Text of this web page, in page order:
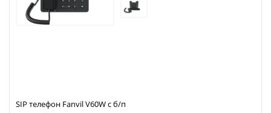
SIP телефон Fanvil V60W с б/п